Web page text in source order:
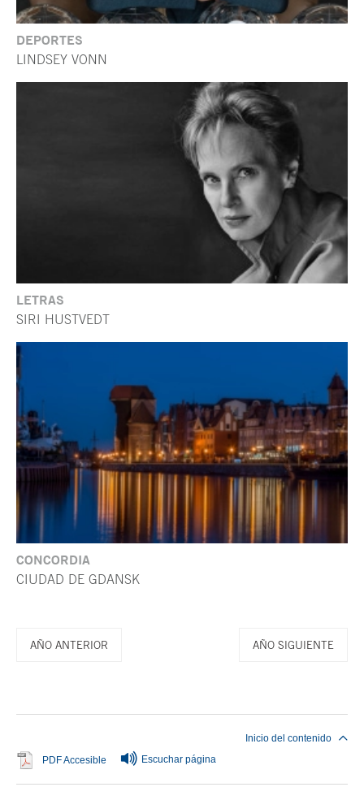
DEPORTES
LINDSEY VONN
LETRAS
SIRI HUSTVEDT
CONCORDIA
CIUDAD DE GDANSK
AÑO ANTERIOR AÑO SIGUIENTE
PDF Accesible Se abre en ventana nueva
Escuchar página
Inicio del contenido